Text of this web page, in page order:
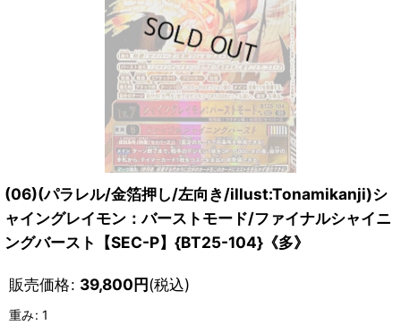
(06)(パラレル/金箔押し/左向き/illust:Tonamikanji)シ
ャイングレイモン：バーストモード/ファイナルシャイニ
ングバースト【SEC-P】{BT25-104}《多》
販売価格: 39,800円(税込)
重み: 1